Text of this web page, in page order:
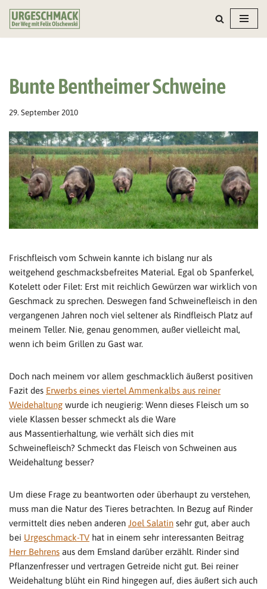
Zum
Bunte Bentheimer Schweine
29. September 2010
Frischfleisch vom Schwein kannte ich bislang nur als
weitgehend geschmacksbefreites Material. Egal ob Spanferkel,
Kotelett oder Filet: Erst mit reichlich Gewürzen war wirklich von
Geschmack zu sprechen. Deswegen fand Schweinefleisch in den
vergangenen Jahren noch viel seltener als Rindfleisch Platz auf
meinem Teller. Nie, genau genommen, außer vielleicht mal,
wenn ich beim Grillen zu Gast war.
Doch nach meinem vor allem geschmacklich äußerst positiven
Fazit des Erwerbs eines viertel Ammenkalbs aus reiner
Weidehaltung wurde ich neugierig: Wenn dieses Fleisch um so
viele Klassen besser schmeckt als die Ware
aus Massentierhaltung, wie verhält sich dies mit
Schweinefleisch? Schmeckt das Fleisch von Schweinen aus
Weidehaltung besser?
Um diese Frage zu beantworten oder überhaupt zu verstehen,
muss man die Natur des Tieres betrachten. In Bezug auf Rinder
vermittelt dies neben anderen Joel Salatin sehr gut, aber auch
bei Urgeschmack-TV hat in einem sehr interessanten Beitrag
Herr Behrens aus dem Emsland darüber erzählt. Rinder sind
Pflanzenfresser und vertragen Getreide nicht gut. Bei reiner
Weidehaltung blüht ein Rind hingegen auf, dies äußert sich auch